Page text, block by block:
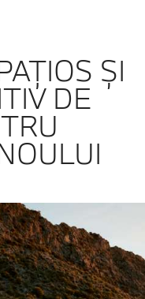
ŞI
DE